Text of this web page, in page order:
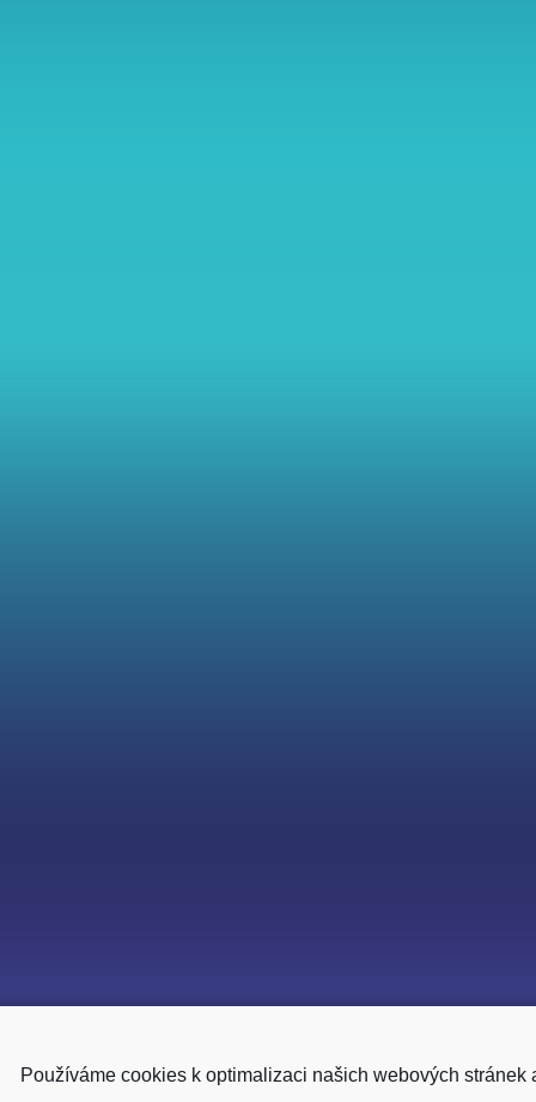
Používáme cookies k optimalizaci našich webových